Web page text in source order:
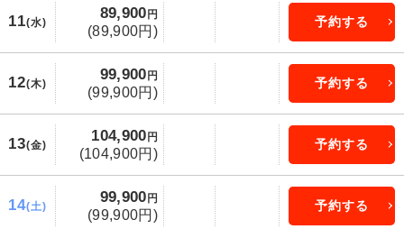
11(水)
89,900 円
(89,900円)
予約する
12(木)
99,900 円
(99,900円)
予約する
13(金)
104,900 円
(104,900円)
予約する
14(土)
99,900 円
(99,900円)
予約する